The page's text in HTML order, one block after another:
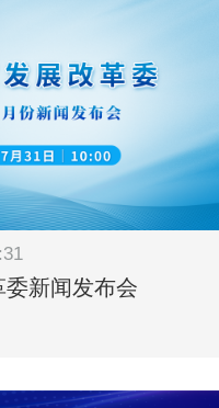
委新闻发布会